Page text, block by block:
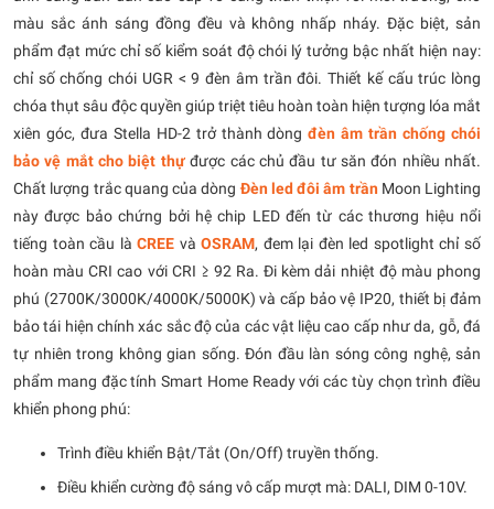
màu sắc ánh sáng đồng đều và không nhấp nháy. Đặc biệt, sản
phẩm đạt mức chỉ số kiểm soát độ chói lý tưởng bậc nhất hiện nay:
chỉ số chống chói UGR < 9 đèn âm trần đôi. Thiết kế cấu trúc lòng
chóa thụt sâu độc quyền giúp triệt tiêu hoàn toàn hiện tượng lóa mắt
xiên góc, đưa Stella HD-2 trở thành dòngđèn âm trần chống chói
bảo vệ mắt cho biệt thựđược các chủ đầu tư săn đón nhiều nhất.
Chất lượng trắc quang của dòng Đèn led đôi âm trầnMoon Lighting
này được bảo chứng bởi hệ chip LED đến từ các thương hiệu nổi
tiếng toàn cầu làCREE vàOSRAM, đem lại đèn led spotlight chỉ số
hoàn màu CRI cao với CRI ≥ 92 Ra. Đi kèm dải nhiệt độ màu phong
phú (2700K/3000K/4000K/5000K) và cấp bảo vệ IP20, thiết bị đảm
bảo tái hiện chính xác sắc độ của các vật liệu cao cấp như da, gỗ, đá
tự nhiên trong không gian sống. Đón đầu làn sóng công nghệ, sản
phẩm mang đặc tính Smart Home Ready với các tùy chọn trình điều
khiển phong phú:
Trình điều khiển Bật/Tắt (On/Off) truyền thống.
Điều khiển cường độ sáng vô cấp mượt mà: DALI, DIM 0-10V.